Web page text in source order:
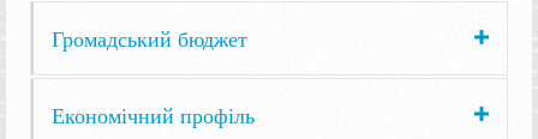
Громадський бюджет
Економічний профіль